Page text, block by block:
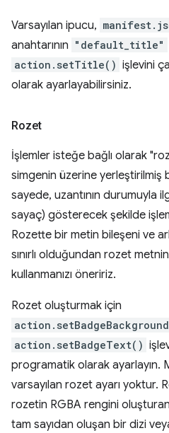
Varsayılan ipucu,
anahtarının "default_title"
action.setTitle() işlevini
olarak ayarlayabilirsiniz.
Rozet
İşlemler isteğe bağlı olarak
simgenin üzerine yerleştirilmiş
sayede, uzantının durumuyla
sayaç) gösterecek şekilde
Rozette bir metin bileşeni ve
sınırlı olduğundan rozet
kullanmanızı öneririz.
Rozet oluşturmak için
action.setBadgeText()
programatik olarak ayarlayın.
varsayılan rozet ayarı yoktur.
rozetin RGBA rengini
tam sayıdan oluşan bir dizi